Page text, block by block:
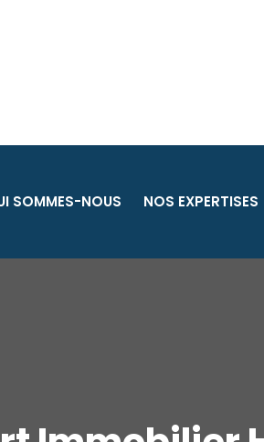
SOMMES-NOUS NOS EXPERTISES